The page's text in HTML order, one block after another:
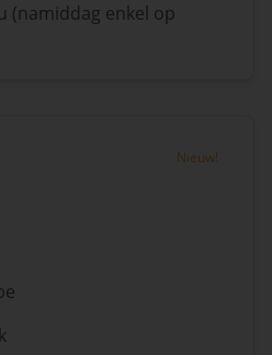
(namiddag enkel op
Nieuw!